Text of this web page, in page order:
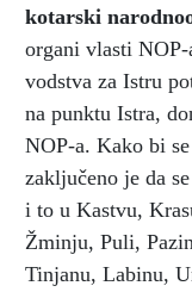
kotarski
organi vlasti NOP-
vodstva za Istru
na punktu Istra,
NOP-a. Kako bi
zaključeno je da
i to u Kastvu,
Žminju, Puli,
Tinjanu, Labinu,